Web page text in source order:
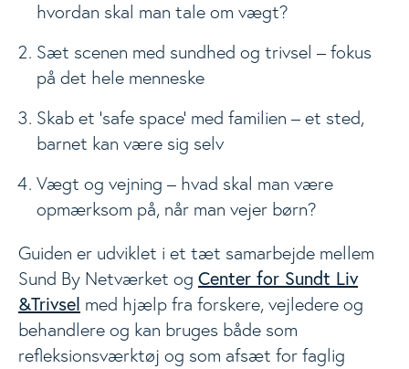
hvordan skal man tale om vægt?
Sæt scenen med sundhed og trivsel – fokus
på det hele menneske
Skab et 'safe space' med familien – et sted,
barnet kan være sig selv
Vægt og vejning – hvad skal man være
opmærksom på, når man vejer børn?
Guiden er udviklet i et tæt samarbejde mellem
Sund By Netværket og Center for Sundt Liv
&Trivsel med hjælp fra forskere, vejledere og
behandlere og kan bruges både som
refleksionsværktøj og som afsæt for faglig